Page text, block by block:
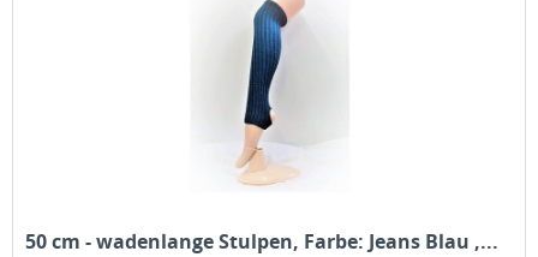
50 cm - wadenlange Stulpen, Farbe: Jeans Blau ,...